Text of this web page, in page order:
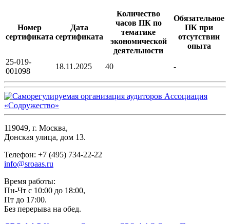
Номер
сертификата
Дата
сертификата
Количество
часов ПК по
тематике
экономической
деятельности
Обязательное
ПК при
отсутствии
опыта
25-019-
001098
18.11.2025 40 -
119049, г. Москва,
Донская улица, дом 13.
Телефон: +7 (495) 734-22-22
info@sroaas.ru
Время работы:
Пн-Чт с 10:00 до 18:00,
Пт до 17:00.
Без перерыва на обед.